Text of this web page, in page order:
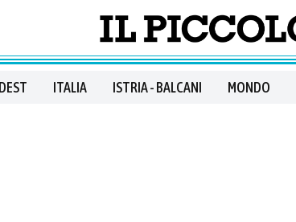
ITALIA ISTRIA - BALCANI MONDO